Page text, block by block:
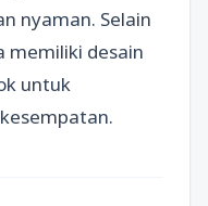
nyaman. Selain
memiliki desain
untuk